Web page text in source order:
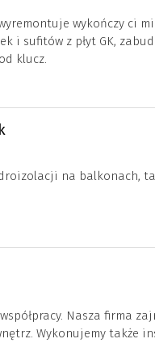
wykończy ci
i sufitów z płyt GK,
klucz.
na balkonach,
Nasza firma
Wykonujemy także